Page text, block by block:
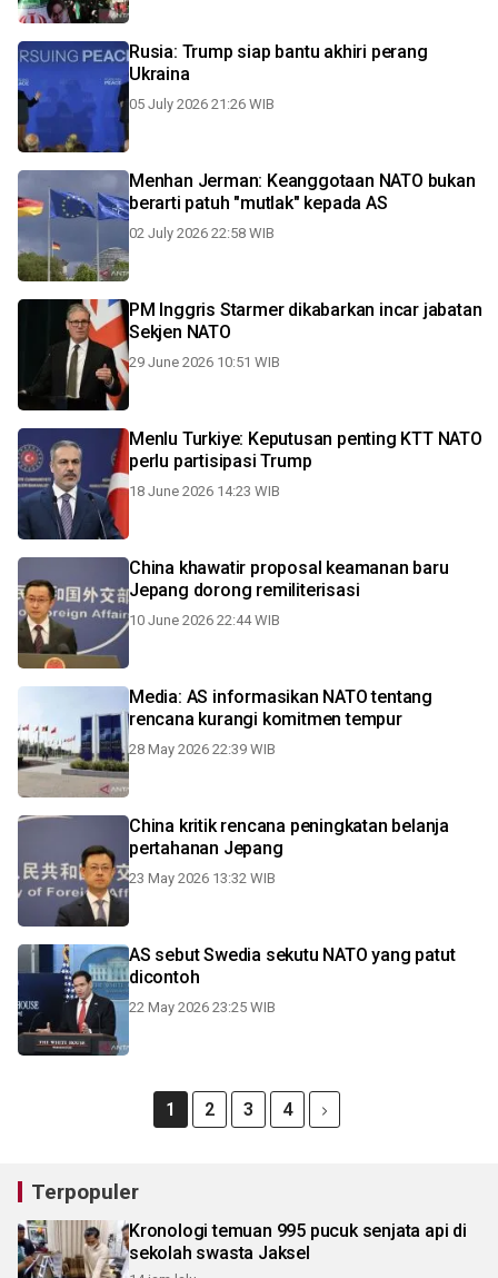
Rusia: Trump siap bantu akhiri perang
Ukraina
05 July 2026 21:26 WIB
Menhan Jerman: Keanggotaan NATO bukan
berarti patuh "mutlak" kepada AS
02 July 2026 22:58 WIB
PM Inggris Starmer dikabarkan incar jabatan
Sekjen NATO
29 June 2026 10:51 WIB
Menlu Turkiye: Keputusan penting KTT NATO
perlu partisipasi Trump
18 June 2026 14:23 WIB
China khawatir proposal keamanan baru
Jepang dorong remiliterisasi
10 June 2026 22:44 WIB
Media: AS informasikan NATO tentang
rencana kurangi komitmen tempur
28 May 2026 22:39 WIB
China kritik rencana peningkatan belanja
pertahanan Jepang
23 May 2026 13:32 WIB
AS sebut Swedia sekutu NATO yang patut
dicontoh
22 May 2026 23:25 WIB
1 2 3 4
Terpopuler
Kronologi temuan 995 pucuk senjata api di
sekolah swasta Jaksel